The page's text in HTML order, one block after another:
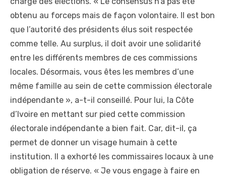
obtenu au forceps mais de façon volontaire. Il est bon
que l’autorité des présidents élus soit respectée
comme telle. Au surplus, il doit avoir une solidarité
entre les différents membres de ces commissions
locales. Désormais, vous êtes les membres d’une
même famille au sein de cette commission électorale
indépendante », a-t-il conseillé. Pour lui, la Côte
d’Ivoire en mettant sur pied cette commission
électorale indépendante a bien fait. Car, dit-il, ça
permet de donner un visage humain à cette
institution. Il a exhorté les commissaires locaux à une
obligation de réserve. « Je vous engage à faire en